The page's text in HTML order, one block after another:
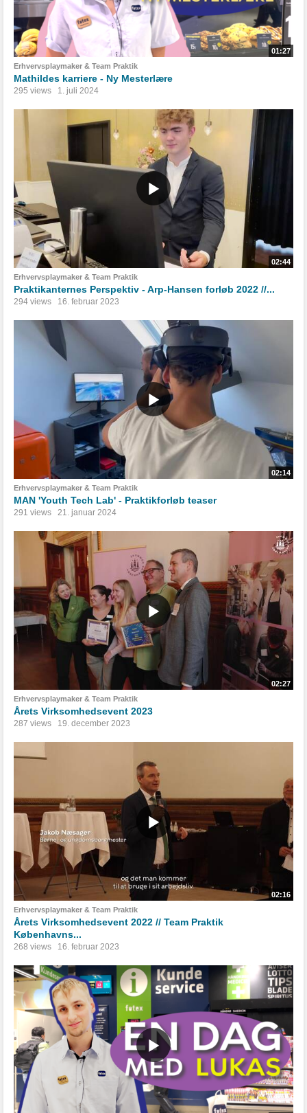
01:27
Erhvervsplaymaker & Team Praktik
Mathildes karriere - Ny Mesterlære
295 views 1. juli 2024
02:44
Erhvervsplaymaker & Team Praktik
Praktikanternes Perspektiv - Arp-Hansen forløb 2022 //...
294 views 16. februar 2023
02:14
Erhvervsplaymaker & Team Praktik
MAN 'Youth Tech Lab' - Praktikforløb teaser
291 views 21. januar 2024
02:27
Erhvervsplaymaker & Team Praktik
Årets Virksomhedsevent 2023
287 views 19. december 2023
02:16
Erhvervsplaymaker & Team Praktik
Årets Virksomhedsevent 2022 // Team Praktik
Københavns...
268 views 16. februar 2023